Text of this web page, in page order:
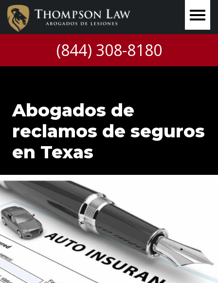
(844) 308-8180
Abogados de
reclamos de seguros
en Texas